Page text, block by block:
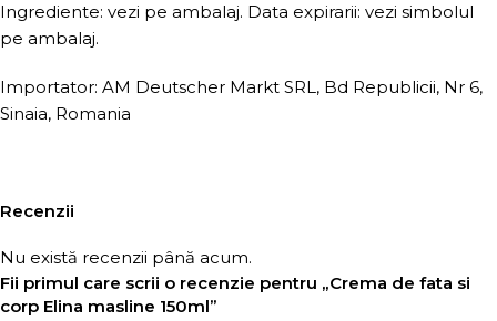
Ingrediente: vezi pe ambalaj. Data expirarii: vezi simbolul
pe ambalaj.
Importator: AM Deutscher Markt SRL, Bd Republicii, Nr 6,
Sinaia, Romania
Recenzii
Nu există recenzii până acum.
Fii primul care scrii o recenzie pentru „Crema de fata si
corp Elina masline 150ml”